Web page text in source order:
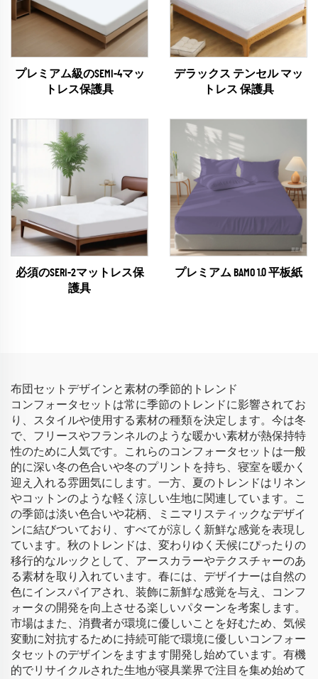
プレミアム級のSEMI-4マッ
トレス保護具
デラックス テンセル マッ
トレス 保護具
必須のSERI-2マットレス保
護具
プレミアム BAMO 1.0 平板紙
布団セットデザインと素材の季節的トレンド
コンフォータセットは常に季節のトレンドに影響されてお
り、スタイルや使用する素材の種類を決定します。今は冬
で、フリースやフランネルのような暖かい素材が熱保持特
性のために人気です。これらのコンフォータセットは一般
的に深い冬の色合いや冬のプリントを持ち、寝室を暖かく
迎え入れる雰囲気にします。一方、夏のトレンドはリネン
やコットンのような軽く涼しい生地に関連しています。こ
の季節は淡い色合いや花柄、ミニマリスティックなデザイ
ンに結びついており、すべてが涼しく新鮮な感覚を表現し
ています。秋のトレンドは、変わりゆく天候にぴったりの
移行的なルックとして、アースカラーやテクスチャーのあ
る素材を取り入れています。春には、デザイナーは自然の
色にインスパイアされ、装飾に新鮮な感覚を与え、コンフ
ォータの開発を向上させる楽しいパターンを考案します。
市場はまた、消費者が環境に優しいことを好むため、気候
変動に対抗するために持続可能で環境に優しいコンフォー
タセットのデザインをますます開発し始めています。有機
的でリサイクルされた生地が寝具業界で注目を集め始めて